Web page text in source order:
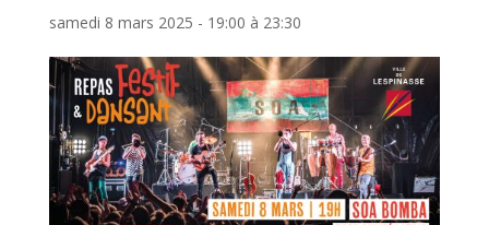
samedi 8 mars 2025 - 19:00 à 23:30